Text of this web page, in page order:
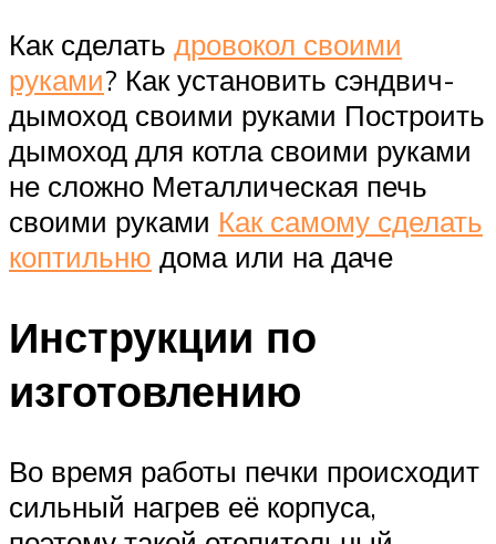
Как сделать дровокол своими
руками? Как установить сэндвич-
дымоход своими руками Построить
дымоход для котла своими руками
не сложно Металлическая печь
своими руками Как самому сделать
коптильню дома или на даче
Инструкции по
изготовлению
Во время работы печки происходит
сильный нагрев её корпуса,